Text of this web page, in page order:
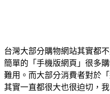
台灣大部分購物網站其實都
簡單的「手機版網頁」很多
難用。而大部分消費者對於
其實一直都很大也很迫切，